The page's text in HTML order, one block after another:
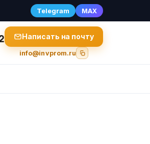
Telegram MAX
Написать на почту
info@invprom.ru